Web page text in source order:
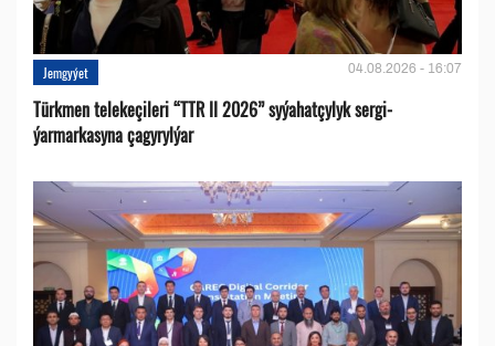
Jemgyýet 04.08.2026 - 16:07
Türkmen telekeçileri “TTR II 2026” syýahatçylyk sergi-
ýarmarkasyna çagyrylýar